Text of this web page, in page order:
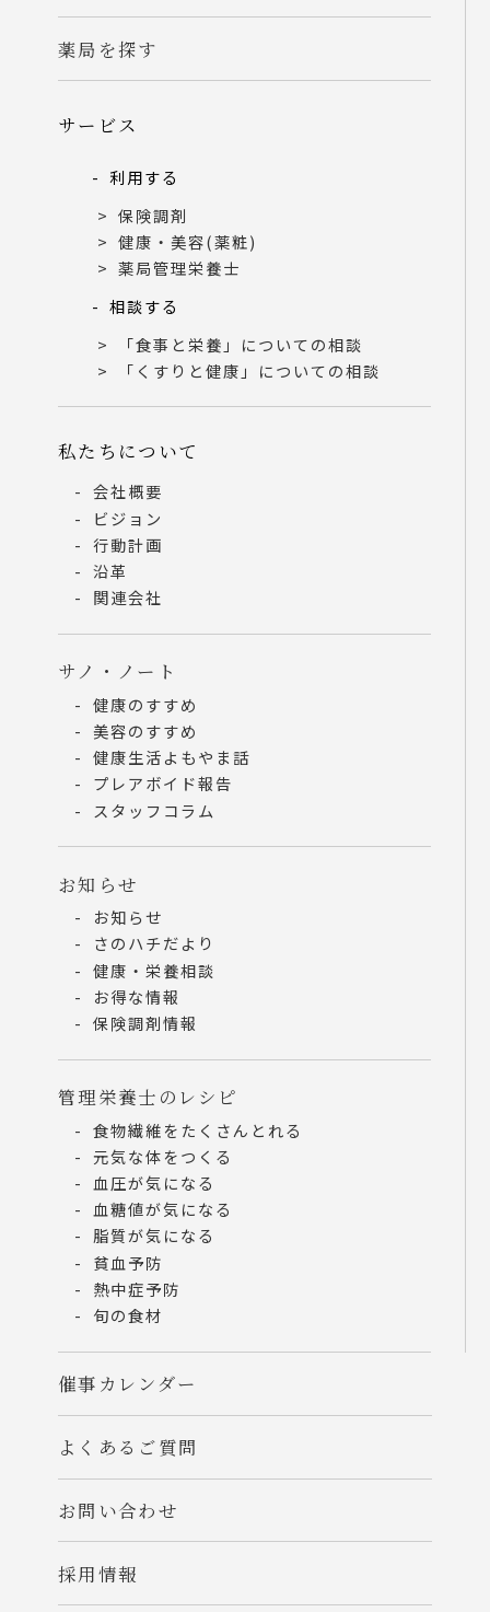
薬局を探す
サービス
利用する
保険調剤
健康・美容(薬粧)
薬局管理栄養士
相談する
「食事と栄養」についての相談
「くすりと健康」についての相談
私たちについて
会社概要
ビジョン
行動計画
沿革
関連会社
サノ・ノート
健康のすすめ
美容のすすめ
健康生活よもやま話
プレアボイド報告
スタッフコラム
お知らせ
お知らせ
さのハチだより
健康・栄養相談
お得な情報
保険調剤情報
管理栄養士のレシピ
食物繊維をたくさんとれる
元気な体をつくる
血圧が気になる
血糖値が気になる
脂質が気になる
貧血予防
熱中症予防
旬の食材
催事カレンダー
よくあるご質問
お問い合わせ
採用情報